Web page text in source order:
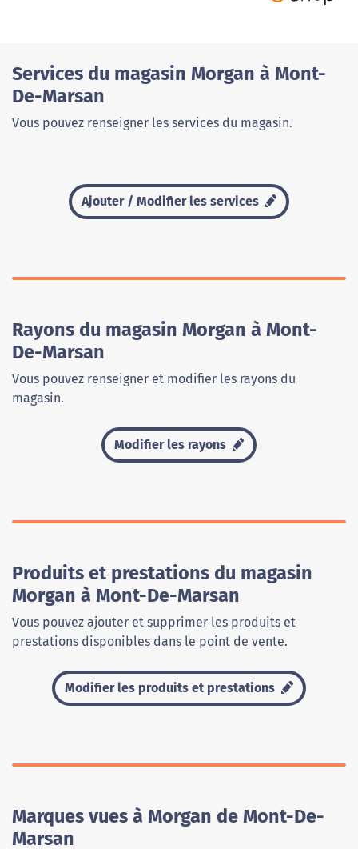
Services du magasin Morgan à Mont-
De-Marsan
Vous pouvez renseigner les services du magasin.
Ajouter / Modifier les services
Rayons du magasin Morgan à Mont-
De-Marsan
Vous pouvez renseigner et modifier les rayons du
magasin.
Modifier les rayons
Produits et prestations du magasin
Morgan à Mont-De-Marsan
Vous pouvez ajouter et supprimer les produits et
prestations disponibles dans le point de vente.
Modifier les produits et prestations
Marques vues à Morgan de Mont-De-
Marsan